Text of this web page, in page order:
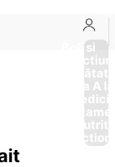
Boli si
Afectiuni
Sănătate
de la A